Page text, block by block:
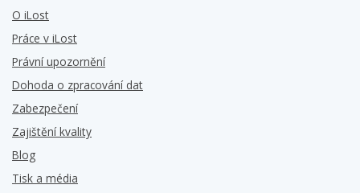
O iLost
Práce v iLost
Právní upozornění
Dohoda o zpracování dat
Zabezpečení
Zajištění kvality
Blog
Tisk a média